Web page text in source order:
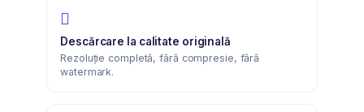
Descărcare la calitate originală
Rezoluție completă, fără compresie, fără
watermark.